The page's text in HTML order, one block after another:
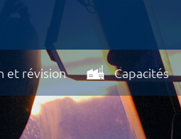
et révision Capacités